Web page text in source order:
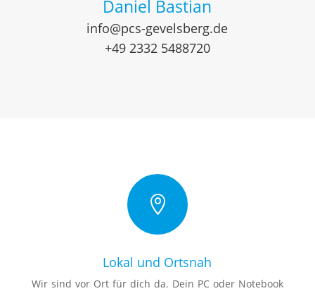
Daniel Bastian
info@pcs-gevelsberg.de
+49 2332 5488720

Lokal und Ortsnah
Wir sind vor Ort für dich da. Dein PC oder Notebook